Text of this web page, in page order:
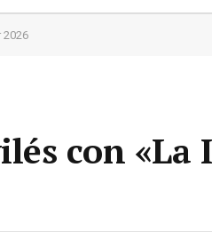
2026
con